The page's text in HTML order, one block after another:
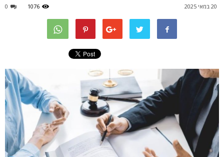
20 במאי 2025 0 1076